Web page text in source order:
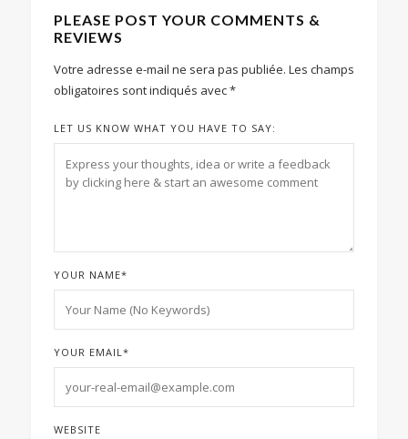
PLEASE POST YOUR COMMENTS &
REVIEWS
Votre adresse e-mail ne sera pas publiée. Les champs
obligatoires sont indiqués avec*
LET US KNOW WHAT YOU HAVE TO SAY:
YOUR NAME*
YOUR EMAIL*
WEBSITE